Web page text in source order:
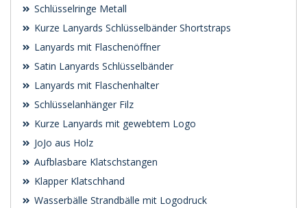
Schlüsselringe Metall
Kurze Lanyards Schlüsselbänder Shortstraps
Lanyards mit Flaschenöffner
Satin Lanyards Schlüsselbänder
Lanyards mit Flaschenhalter
Schlüsselanhänger Filz
Kurze Lanyards mit gewebtem Logo
JoJo aus Holz
Aufblasbare Klatschstangen
Klapper Klatschhand
Wasserbälle Strandbälle mit Logodruck